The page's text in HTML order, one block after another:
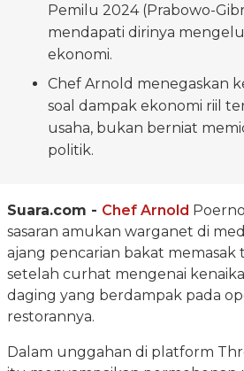
Pemilu 2024 (Prabowo-
mendapati dirinya
ekonomi.
Chef Arnold menegaskan
soal dampak ekonomi riil
usaha, bukan berniat
politik.
Suara.com - Chef Arnold
sasaran amukan warganet di
ajang pencarian bakat
setelah curhat mengenai
daging yang berdampak pada
restorannya.
Dalam unggahan di platform